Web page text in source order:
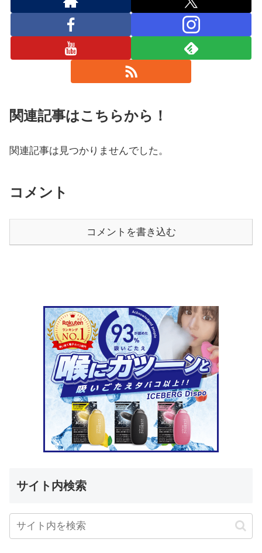
関連記事はこちらから！
関連記事は見つかりませんでした。
コメント
コメントを書き込む
サイト内検索